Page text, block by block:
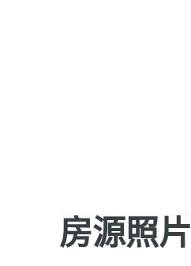
房源照片